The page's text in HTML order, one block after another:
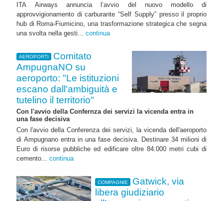
ITA Airways annuncia l’avvio del nuovo modello di
approvvigionamento di carburante “Self Supply” presso il proprio
hub di Roma-Fiumicino, una trasformazione strategica che segna
una svolta nella gesti... continua
AEROPORTI
Comitato
AmpugnaNO su
aeroporto: "Le istituzioni
escano dall'ambiguità e
tutelino il territorio"
Con l'avvio della Confernza dei servizi la vicenda entra in
una fase decisiva
Con l'avvio della Conferenza dei servizi, la vicenda dell'aeroporto
di Ampugnano entra in una fase decisiva. Destinare 34 milioni di
Euro di risorse pubbliche ed edificare oltre 84.000 metri cubi di
cemento... continua
COMPAGNIE
Gatwick, via
libera giudiziario